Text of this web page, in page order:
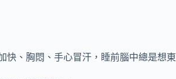
、胸悶、手心冒汗，睡前腦中總是想